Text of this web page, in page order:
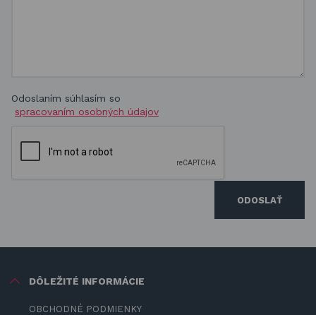
Odoslaním súhlasím so
spracovaním osobných údajov
ODOSLAŤ
DÔLEŽITÉ INFORMÁCIE
OBCHODNÉ PODMIENKY